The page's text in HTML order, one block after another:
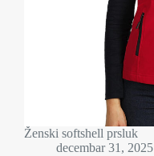
Ženski softshell prsluk
decembar 31, 2025